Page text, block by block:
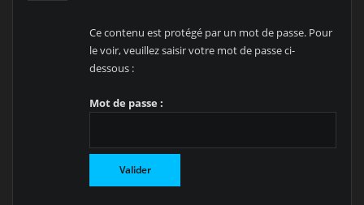
Ce contenu est protégé par un mot de passe. Pour
le voir, veuillez saisir votre mot de passe ci-
dessous :
Mot de passe :